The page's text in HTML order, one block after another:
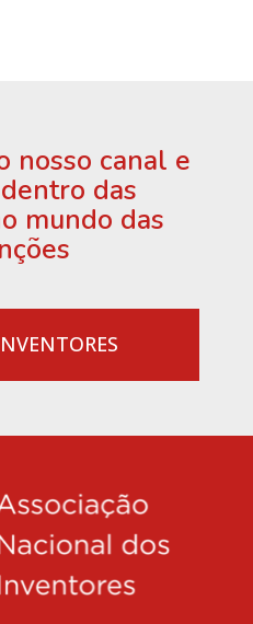
nosso canal e
das
mundo das